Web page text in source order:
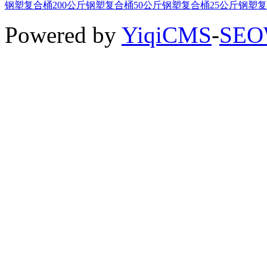
钢塑复合桶200公斤钢塑复合桶50公斤钢塑复合桶25公斤钢塑
Powered by YiqiCMS-